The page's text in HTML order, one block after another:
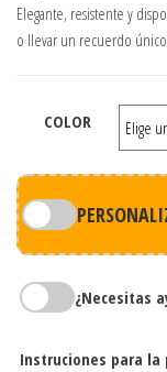
Elegante, resistente y
o llevar un recuerdo
COLOR
¿Necesitas
Instruciones para la